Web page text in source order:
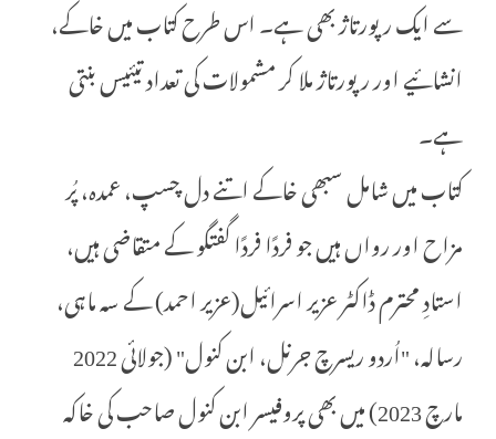
سے ایک رپورتاژ بھی ہے۔ اس طرح کتاب میں خاکے،
انشائیے اور رپورتاژ ملا کر مشمولات کی تعداد تیئیس بنتی
ہے۔
کتاب میں شامل سبھی خاکے اتنے دل چسپ، عمدہ، پُر
مزاح اور رواں ہیں جو فردًا فردًا گفتگو کے متقاضی ہیں،
استادِ محترم ڈاکٹر عزیر اسرائیل(عزیر احمد) کے سہ ماہی،
رسالہ، "اُردو ریسرچ جرنل، ابن کنول" (جولائی 2022
مارچ 2023) میں بھی پروفیسر ابن کنول صاحب کی خاکہ